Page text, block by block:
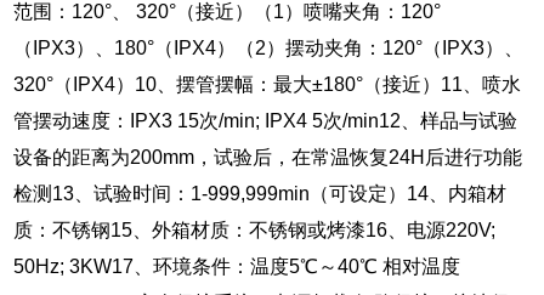
范围：120°、 320°（接近）（1）喷嘴夹角：120°
（IPX3）、180°（IPX4）（2）摆动夹角：120°（IPX3）、
320°（IPX4）10、摆管摆幅：最大±180°（接近）11、喷水
管摆动速度：IPX3 15次/min; IPX4 5次/min12、样品与试验
设备的距离为200mm，试验后，在常温恢复24H后进行功能
检测13、试验时间：1-999,999min（可设定）14、内箱材
质：不锈钢15、外箱材质：不锈钢或烤漆16、电源220V;
50Hz; 3KW17、环境条件：温度5℃～40℃ 相对温度